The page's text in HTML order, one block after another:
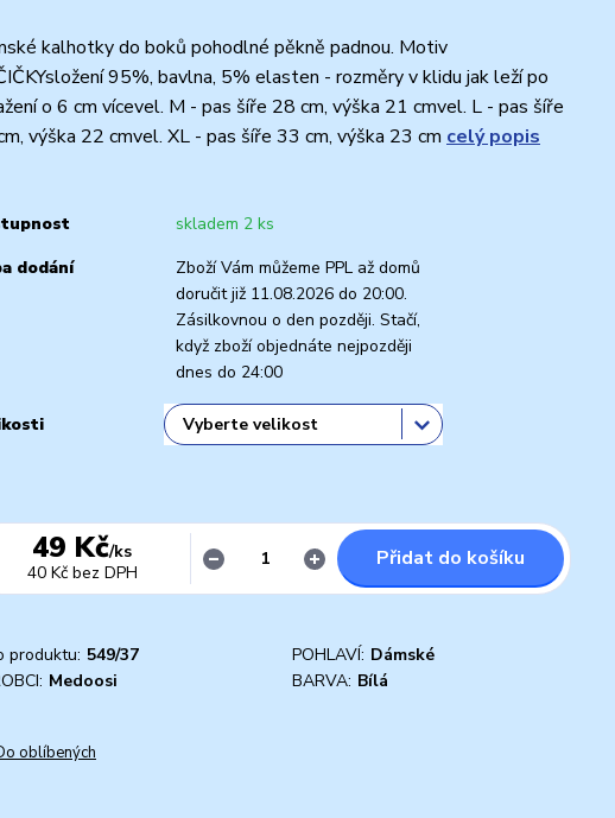
kalhotky do boků pohodlné pěkně padnou. Motiv
95%, bavlna, 5% elasten - rozměry v klidu jak leží po
o 6 cm vícevel. M - pas šíře 28 cm, výška 21 cmvel. L - pas šíře
výška 22 cmvel. XL - pas šíře 33 cm, výška 23 cm celý popis
skladem 2 ks
dodání
Zboží Vám můžeme PPL až domů
doručit již 11.08.2026 do 20:00.
Zásilkovnou o den později. Stačí,
když zboží objednáte nejpozději
dnes do 24:00
49 Kč/ks
40 Kč bez DPH
Přidat do košíku
produktu: 549/37 POHLAVÍ: Dámské
Medoosi BARVA: Bílá
oblíbených